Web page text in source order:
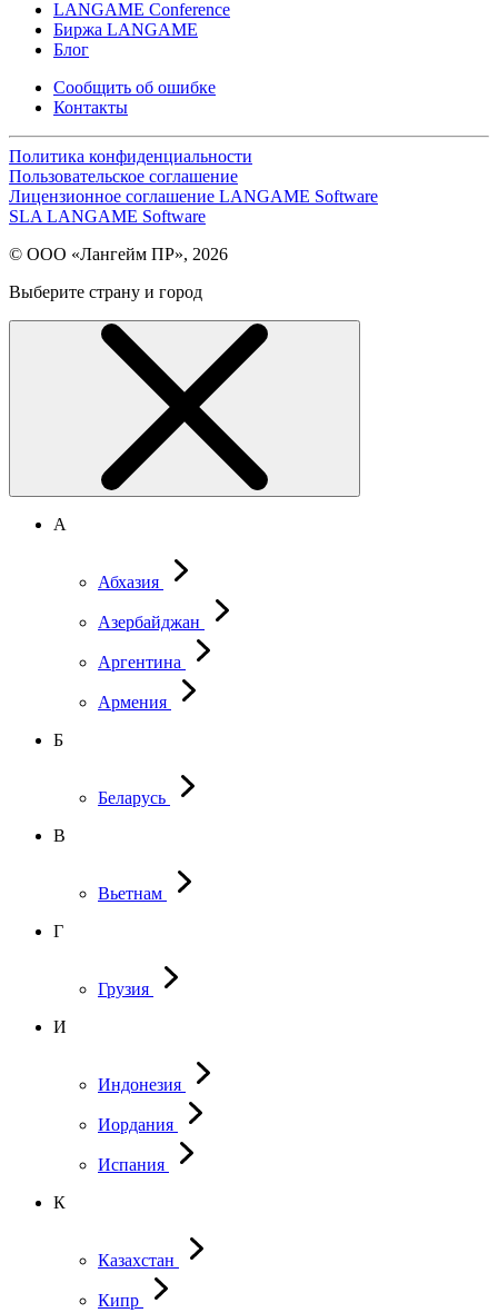
LANGAME Conference
Биржа LANGAME
Блог
Сообщить об ошибке
Контакты
Политика конфиденциальности
Пользовательское соглашение
Лицензионное соглашение LANGAME Software
SLA LANGAME Software
© ООО «Лангейм ПР», 2026
Выберите страну и город
А
Абхазия
Азербайджан
Аргентина
Армения
Б
Беларусь
В
Вьетнам
Г
Грузия
И
Индонезия
Иордания
Испания
К
Казахстан
Кипр